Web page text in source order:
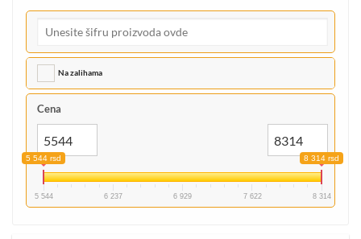
Na zalihama
Cena
5 544 rsd 8 314 rsd
5 544 6 237 6 929 7 622 8 314